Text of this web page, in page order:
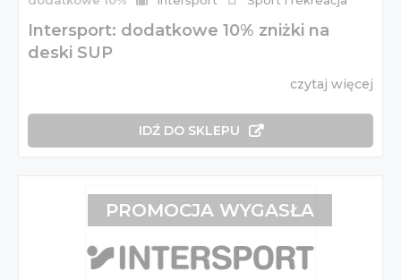
Intersport: dodatkowe 10% zniżki na
deski SUP
czytaj więcej
IDŹ DO SKLEPU
PROMOCJA WYGASŁA